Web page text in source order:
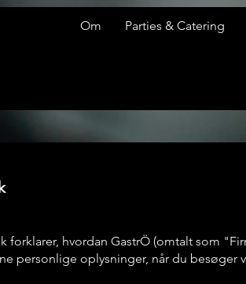
Om Parties & Catering
forklarer, hvordan GastrÖ (omtalt som
personlige oplysninger, når du besøger